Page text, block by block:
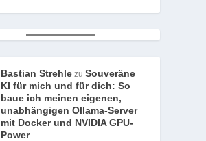
Bastian Strehle zuSouveräne
KI für mich und für dich: So
baue ich meinen eigenen,
unabhängigen Ollama-Server
mit Docker und NVIDIA GPU-
Power